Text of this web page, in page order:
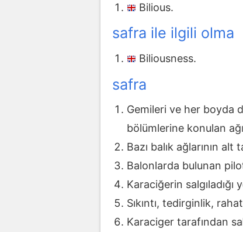
Bilious.
safra ile ilgili olma
Biliousness.
safra
Gemileri ve her boyda
bölümlerine konulan
Bazı balık ağlarının alt
Balonlarda bulunan
Karaciğerin salgıladığı
Sıkıntı, tedirginlik,
Karaciger tarafından